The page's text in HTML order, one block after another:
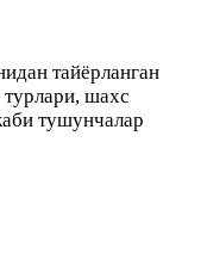
тайёрланган
турлари, шахс
тушунчалар